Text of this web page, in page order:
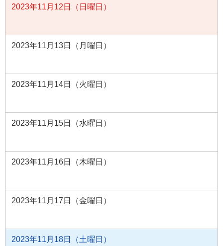
2023年11月12日（日曜日）
2023年11月13日（月曜日）
2023年11月14日（火曜日）
2023年11月15日（水曜日）
2023年11月16日（木曜日）
2023年11月17日（金曜日）
2023年11月18日（土曜日）